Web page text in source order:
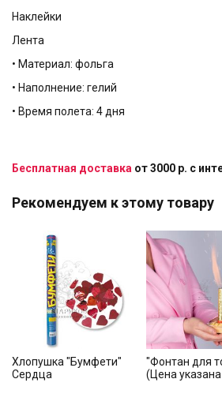
Наклейки
Лента
• Материал: фольга
• Наполнение: гелий
• Время полета: 4 дня
Бесплатная доставка от 3000 р. с
Рекомендуем к этому товару
Хлопушка "Бумфети"
Сердца
"Фонтан для
(Цена